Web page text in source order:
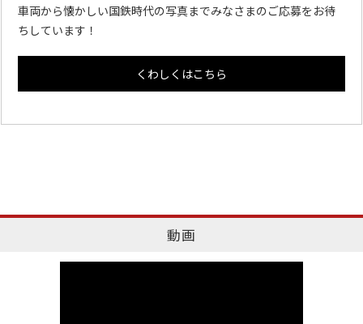
車両から懐かしい国鉄時代の写真までみなさまのご応募をお待
ちしています！
くわしくはこちら
動画